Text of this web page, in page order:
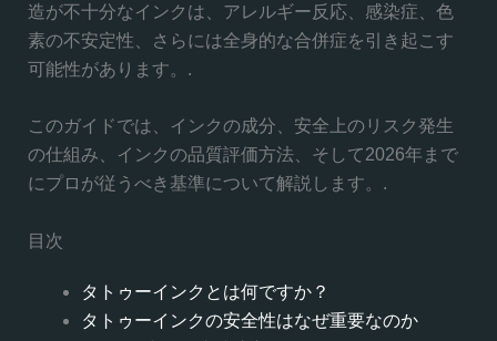
造が不十分なインクは、アレルギー反応、感染症、色
素の不安定性、さらには全身的な合併症を引き起こす
可能性があります。.
このガイドでは、インクの成分、安全上のリスク発生
の仕組み、インクの品質評価方法、そして2026年まで
にプロが従うべき基準について解説します。.
目次
タトゥーインクとは何ですか？
タトゥーインクの安全性はなぜ重要なのか